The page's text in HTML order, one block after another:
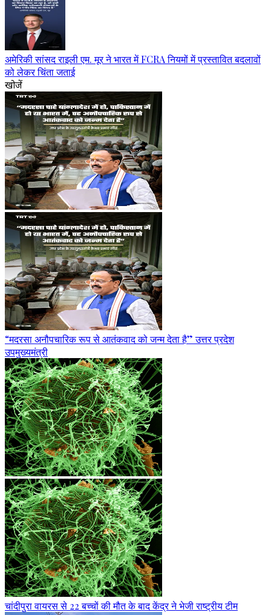
अमेरिकी सांसद राइली एम. मूर ने भारत में FCRA नियमों में प्रस्तावित बदलावों
को लेकर चिंता जताई
खोजें
“मदरसा अनौपचारिक रूप से आतंकवाद को जन्म देता है” उत्तर प्रदेश
उपमुख्यमंत्री
चांदीपुरा वायरस से 22 बच्चों की मौत के बाद केंद्र ने भेजी राष्ट्रीय टीम